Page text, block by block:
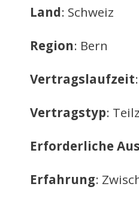
Land: Schweiz
Region: Bern
Vertragslaufzeit
Vertragstyp:
Erforderliche
Erfahrung: